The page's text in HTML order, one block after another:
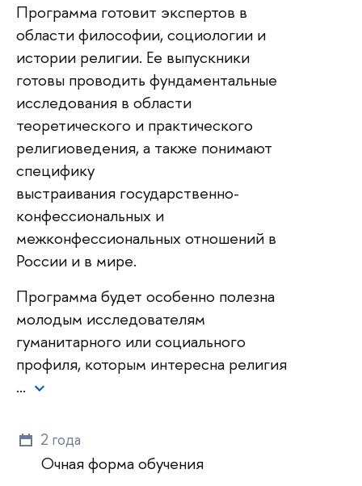
Программа готовит экспертов в
области философии, социологии и
истории религии. Ее выпускники
готовы проводить фундаментальные
исследования в области
теоретического и практического
религиоведения, а также понимают
специфику
выстраивания государственно-
конфессиональных и
межконфессиональных отношений в
России и в мире.
Программа будет особенно полезна
молодым исследователям
гуманитарного или социального
профиля, которым интересна религия
…
2 года
Очная форма обучения